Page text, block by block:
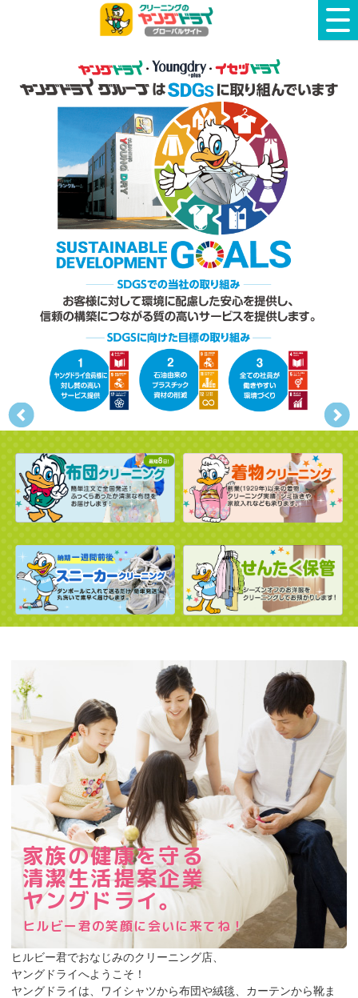
クリーニングのヤングドライ
家族の健康を守る
清潔生活提案企業
ヤングドライ。
ヒルビー君の笑顔に会いに来てね！
ヒルビー君でおなじみのクリーニング店、
ヤングドライへようこそ！
ヤングドライは、ワイシャツから布団や絨毯、カーテンから靴ま